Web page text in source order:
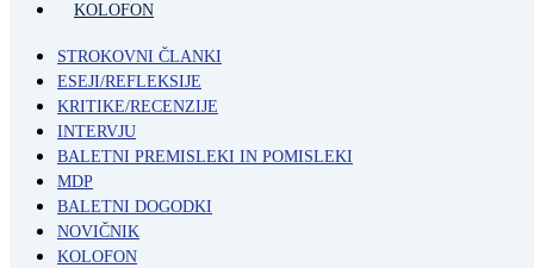
KOLOFON
STROKOVNI ČLANKI
ESEJI/REFLEKSIJE
KRITIKE/RECENZIJE
INTERVJU
BALETNI PREMISLEKI IN POMISLEKI
MDP
BALETNI DOGODKI
NOVIČNIK
KOLOFON